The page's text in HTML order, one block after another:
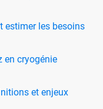
estimer les besoins
en cryogénie
et enjeux